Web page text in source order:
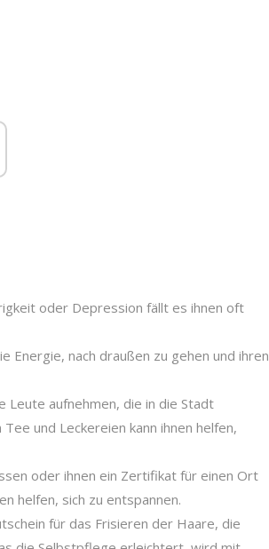
oder Depression fällt es ihnen oft
Energie, nach draußen zu gehen und ihren
Leute aufnehmen, die in die Stadt
und Leckereien kann ihnen helfen,
oder ihnen ein Zertifikat für einen Ort
helfen, sich zu entspannen.
für das Frisieren der Haare, die